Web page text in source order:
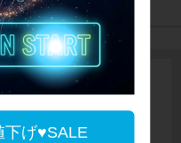
下げ♥SALE